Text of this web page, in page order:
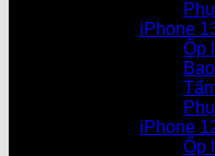
iPhone
Ốp
iPhone
Ốp